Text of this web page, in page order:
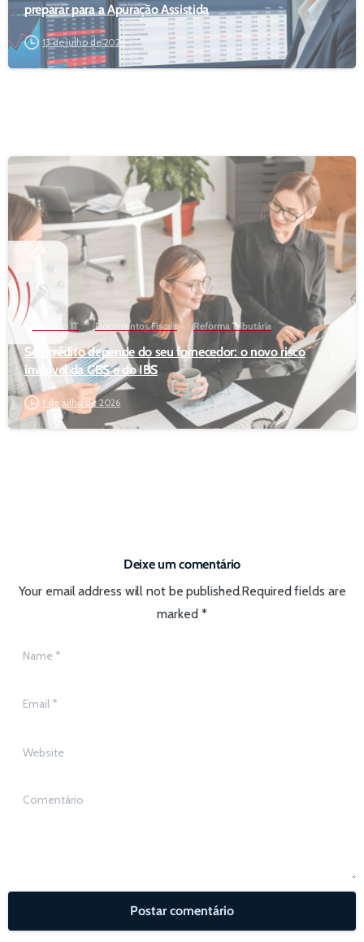
preparar para a Apuração Assistida
13 de julho de 2026
Decision IT Documentos Fiscais Reforma Tributária
Seu crédito depende do seu fornecedor: o novo risco
invisível da CBS e do IBS
1 de julho de 2026
Deixe um comentário
Your email address will not be published.Required fields are
marked *
Name
Email
Website
Comentário